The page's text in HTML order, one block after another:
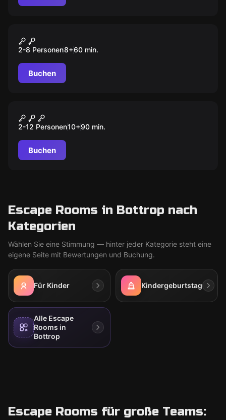
Die rote Baronin
2-8 Personen8+60 min.
Buchen
Duell der Ganoven
2-12 Personen10+90 min.
Buchen
Escape Rooms in Bottrop nach
Kategorien
Wählen Sie eine Stimmung — hinter jeder Kategorie steht eine
eigene Seite mit Bewertungen und Buchung.
Für Kinder Kindergeburtstag
Alle Escape
Rooms in
Bottrop
Escape Rooms für große Teams: